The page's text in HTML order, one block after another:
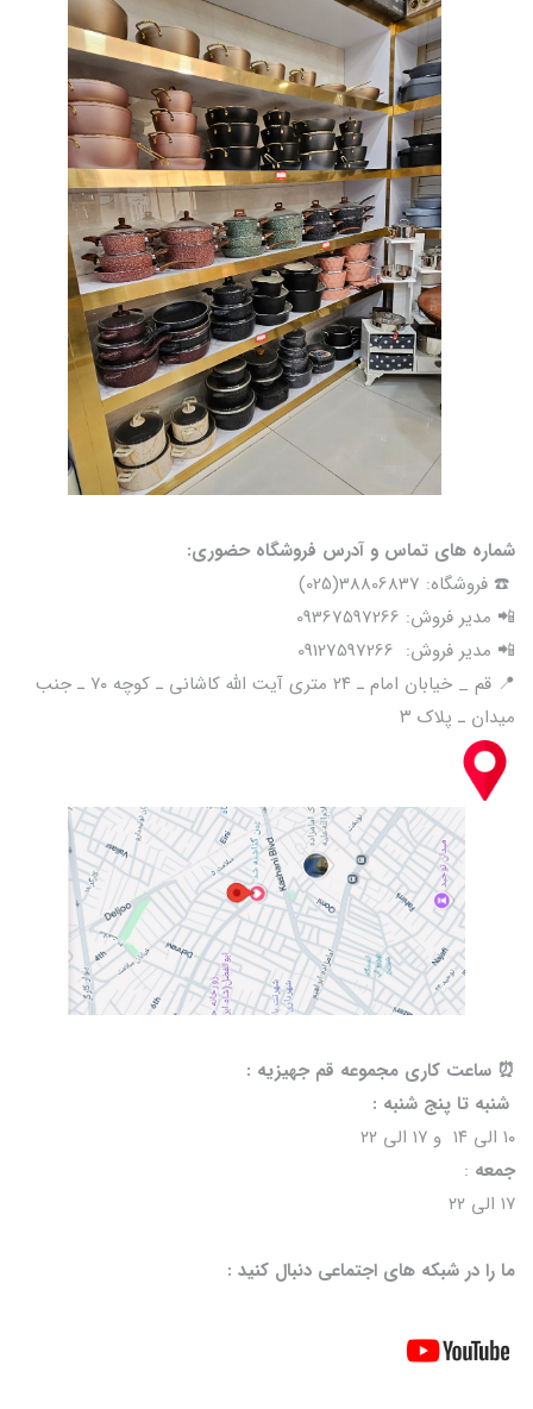
شماره های تماس و آدرس فروشگاه حضوری:
☎️ فروشگاه: 38806837(025)
📲 مدیر فروش: 09367597266
📲 مدیر فروش: 09127597266
📍 قم _ خیابان امام ـ ۲۴ متری آیت الله کاشانی ـ کوچه ۷۰ ـ جنب
میدان ـ پلاک ۳
⏰️ ساعت کاری مجموعه قم جهیزیه :
شنبه تا پنج شنبه :
۱۰ الی ۱۴ و ۱۷ الی ۲۲
جمعه :
۱۷ الی ۲۲
ما را در شبکه های اجتماعی دنبال کنید :